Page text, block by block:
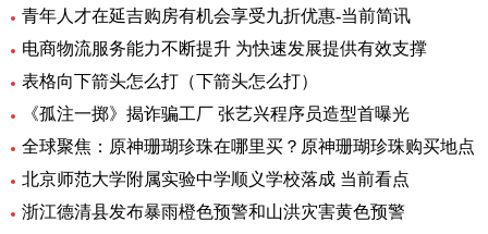
青年人才在延吉购房有机会享受九折优惠-当前简讯
电商物流服务能力不断提升 为快速发展提供有效支撑
表格向下箭头怎么打（下箭头怎么打）
《孤注一掷》揭诈骗工厂 张艺兴程序员造型首曝光
全球聚焦：原神珊瑚珍珠在哪里买？原神珊瑚珍珠购买地点
北京师范大学附属实验中学顺义学校落成 当前看点
浙江德清县发布暴雨橙色预警和山洪灾害黄色预警